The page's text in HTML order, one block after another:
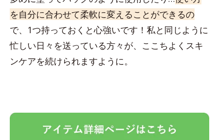
を自分に合わせて柔軟に変えることができるの
で、1つ持っておくと心強いです！私と同じように
忙しい日々を送っている方々が、ここちよくスキ
ンケアを続けられますように。